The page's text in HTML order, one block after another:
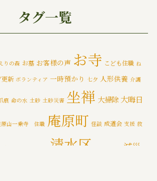
(5)
タグ一覧
りの森 お墓 お客様の声 お寺 こども住職 ね
更新 ボランティア 一時預かり 七夕 人形供養 介護
痕 命の水 土砂 土砂災害 坐禅 大掃除 大晦日
原山一乗寺 住職 庵原町 怪談 成道会 支援 救
清水区 減災